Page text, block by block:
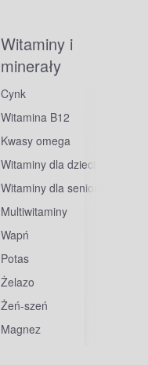
Witaminy i
minerały
Cynk
Witamina B12
Kwasy omega
Witaminy dla dzieci
Witaminy dla seniorów
Multiwitaminy
Wapń
Potas
Żelazo
Żeń-szeń
Magnez